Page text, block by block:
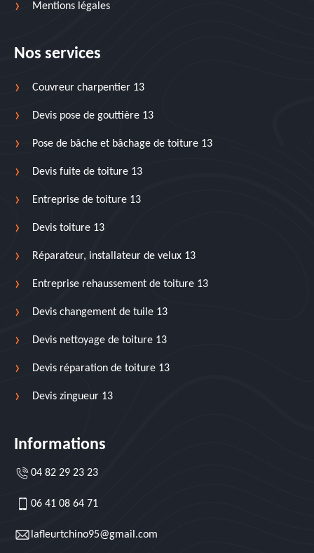
Mentions légales
Nos services
Couvreur charpentier 13
Devis pose de gouttière 13
Pose de bâche et bâchage de toiture 13
Devis fuite de toiture 13
Entreprise de toiture 13
Devis toiture 13
Réparateur, installateur de velux 13
Entreprise rehaussement de toiture 13
Devis changement de tuile 13
Devis nettoyage de toiture 13
Devis réparation de toiture 13
Devis zingueur 13
Informations
04 82 29 23 23
06 41 08 64 71
lafleurtchino95@gmail.com